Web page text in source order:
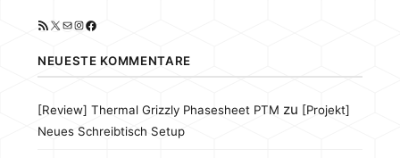
RSS-Feed
X E-MailInstagram
Facebook
NEUESTE KOMMENTARE
[Review] Thermal Grizzly Phasesheet PTM zu [Projekt]
Neues Schreibtisch Setup